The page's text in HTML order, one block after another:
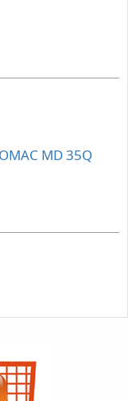
MD 35Q